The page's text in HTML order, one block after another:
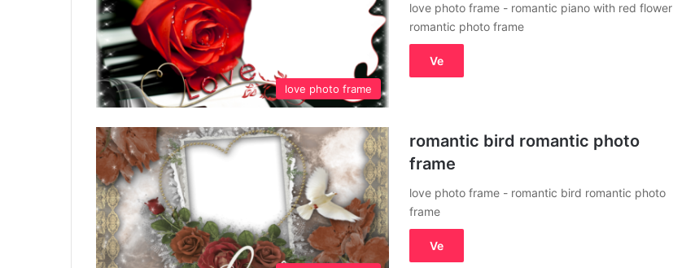
love photo frame
love photo frame - romantic piano with red flower
romantic photo frame
Ve
romantic bird romantic photo
frame
love photo frame - romantic bird romantic photo
frame
Ve